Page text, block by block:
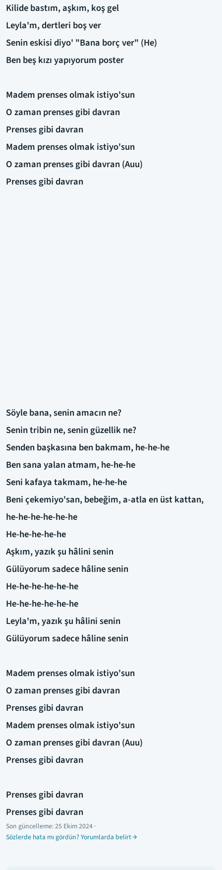
Kilide bastım, aşkım, koş gel
Leyla'm, dertleri boş ver
Senin eskisi diyo' "Bana borç ver" (He)
Ben beş kızı yapıyorum poster
Madem prenses olmak istiyo'sun
O zaman prenses gibi davran
Prenses gibi davran
Madem prenses olmak istiyo'sun
O zaman prenses gibi davran (Auu)
Prenses gibi davran
Söyle bana, senin amacın ne?
Senin tribin ne, senin güzellik ne?
Senden başkasına ben bakmam, he-he-he
Ben sana yalan atmam, he-he-he
Seni kafaya takmam, he-he-he
Beni çekemiyo'san, bebeğim, a-atla en üst kattan,
he-he-he-he-he-he
He-he-he-he-he
Aşkım, yazık şu hâlini senin
Gülüyorum sadece hâline senin
He-he-he-he-he-he
He-he-he-he-he-he
Leyla'm, yazık şu hâlini senin
Gülüyorum sadece hâline senin
Madem prenses olmak istiyo'sun
O zaman prenses gibi davran
Prenses gibi davran
Madem prenses olmak istiyo'sun
O zaman prenses gibi davran (Auu)
Prenses gibi davran
Prenses gibi davran
Prenses gibi davran
Son güncelleme:25 Ekim 2024 ·
Sözlerde hata mı gördün? Yorumlarda belirt